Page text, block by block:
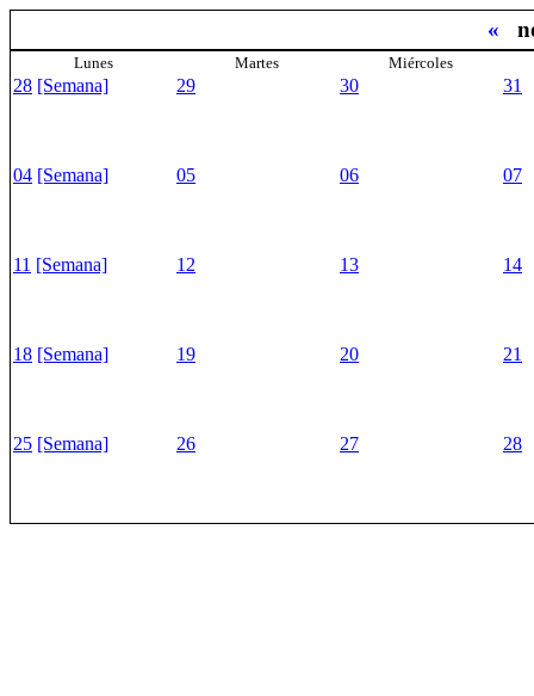
«
Lunes Martes Miércoles
28 [Semana] 29 30 31
04 [Semana] 05 06 07
11 [Semana] 12 13 14
18 [Semana] 19 20 21
25 [Semana] 26 27 28